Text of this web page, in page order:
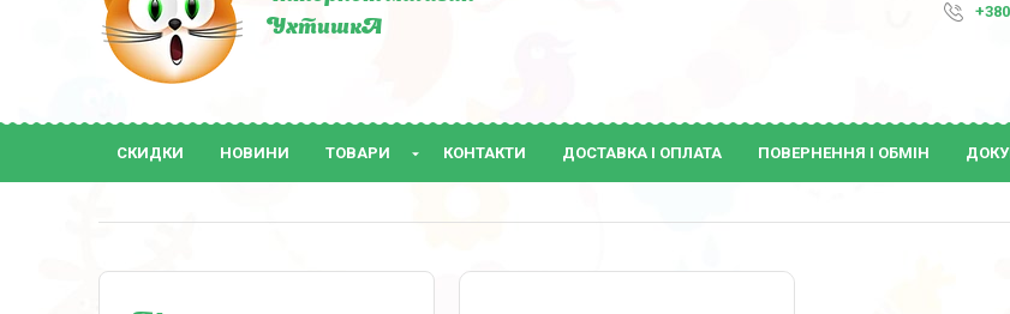
УхтишкА
СКИДКИ НОВИНИ ТОВАРИ КОНТАКТИ ДОСТАВКА І ОПЛАТА ПОВЕРНЕННЯ І ОБМІН